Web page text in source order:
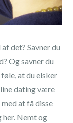
det? Savner du
Og savner du
at du elsker
dating være
at få disse
her. Nemt og